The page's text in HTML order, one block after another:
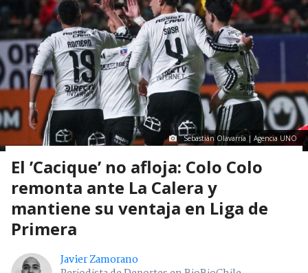
Sebastián Olavarría | Agencia UNO
El ’Cacique’ no afloja: Colo Colo
remonta ante La Calera y
mantiene su ventaja en Liga de
Primera
Javier Zamorano